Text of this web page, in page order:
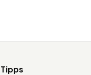
Tipps